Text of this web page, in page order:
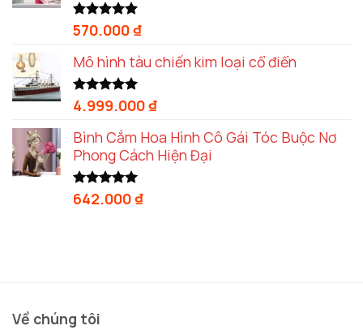
Được xếp
5 sao
570.000₫
Mô hình tàu chiến kim loại cổ điển
Được xếp
5 sao
4.999.000₫
Bình Cắm Hoa Hình Cô Gái Tóc Buộc Nơ
Phong Cách Hiện Đại
Được xếp
642.000₫
Về chúng tôi